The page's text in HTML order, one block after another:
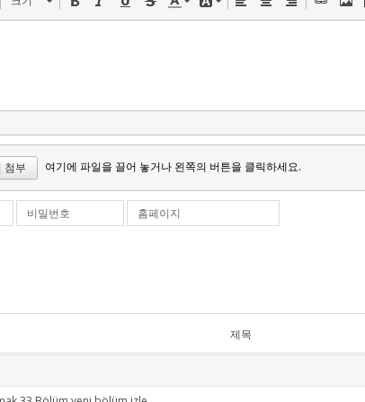
첨부 여기에 파일을 끌어 놓거나 왼쪽의 버튼을 클릭하세요.
비밀번호 홈페이지
제목